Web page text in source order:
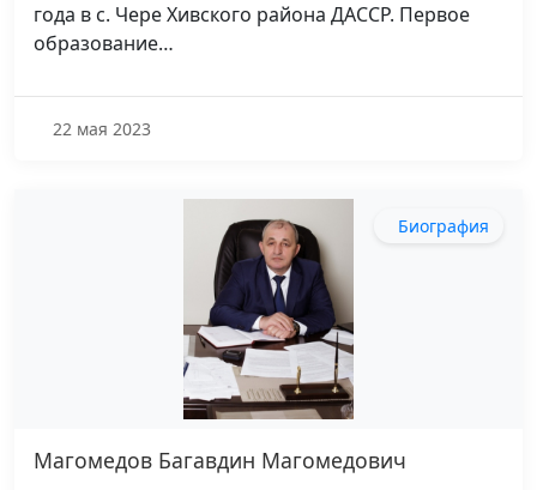
года в с. Чере Хивского района ДАССР. Первое
образование…
22 мая 2023
Биография
Магомедов Багавдин Магомедович